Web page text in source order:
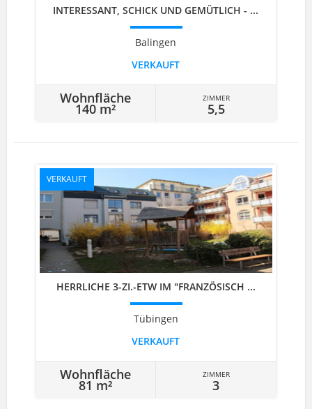
INTERESSANT, SCHICK UND GEMÜTLICH - ...
Balingen
VERKAUFT
Wohnfläche
140 m²
ZIMMER
5,5
VERKAUFT
HERRLICHE 3-ZI.-ETW IM "FRANZÖSISCH ...
Tübingen
VERKAUFT
Wohnfläche
81 m²
ZIMMER
3